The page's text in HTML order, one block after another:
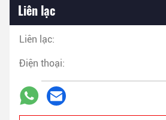
Liên lạc
Liên lạc:
Điện thoại: